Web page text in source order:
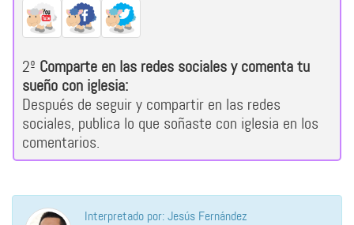
2º Comparte en las redes sociales y comenta tu
sueño con iglesia:
Después de seguir y compartir en las redes
sociales, publica lo que soñaste con iglesia en los
comentarios.
Interpretado por: Jesús Fernández